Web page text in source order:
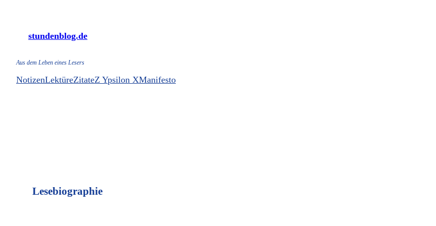
springenstundenblog.de
Aus dem Leben eines Lesers
NotizenLektüreZitateZ Ypsilon XManifesto
Lesebiographie